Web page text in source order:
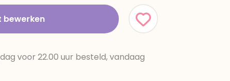
bewerken
voor 22.00 uur besteld, vandaag